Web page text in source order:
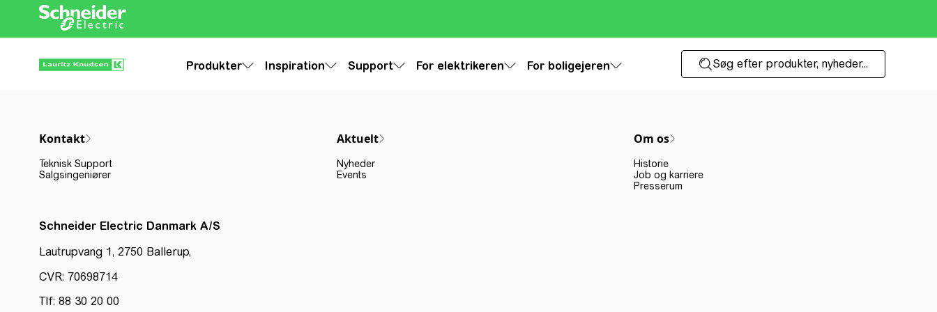
Produkter Inspiration Support For elektrikeren For boligejeren Søg efter produkter, nyheder...
Kontakt
Teknisk Support
Salgsingeniører
Aktuelt
Nyheder
Events
Om os
Historie
Job og karriere
Presserum
Schneider Electric Danmark A/S
Lautrupvang 1, 2750 Ballerup,
CVR: 70698714
Tlf: 88 30 20 00